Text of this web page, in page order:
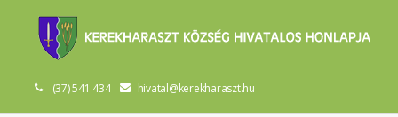
(37) 541 434 hivatal@kerekharaszt.hu